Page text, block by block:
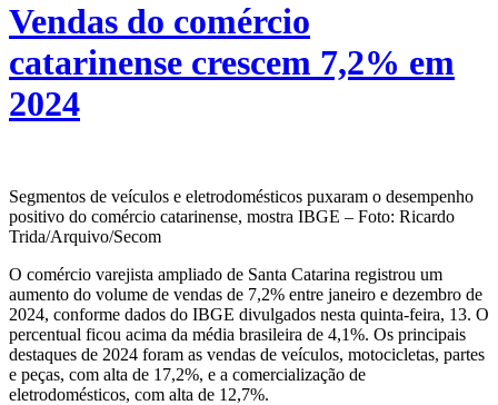
Vendas do comércio
catarinense crescem 7,2% em
2024
Segmentos de veículos e eletrodomésticos puxaram o desempenho
positivo do comércio catarinense, mostra IBGE – Foto: Ricardo
Trida/Arquivo/Secom
O comércio varejista ampliado de Santa Catarina registrou um
aumento do volume de vendas de 7,2% entre janeiro e dezembro de
2024, conforme dados do IBGE divulgados nesta quinta-feira, 13. O
percentual ficou acima da média brasileira de 4,1%. Os principais
destaques de 2024 foram as vendas de veículos, motocicletas, partes
e peças, com alta de 17,2%, e a comercialização de
eletrodomésticos, com alta de 12,7%.